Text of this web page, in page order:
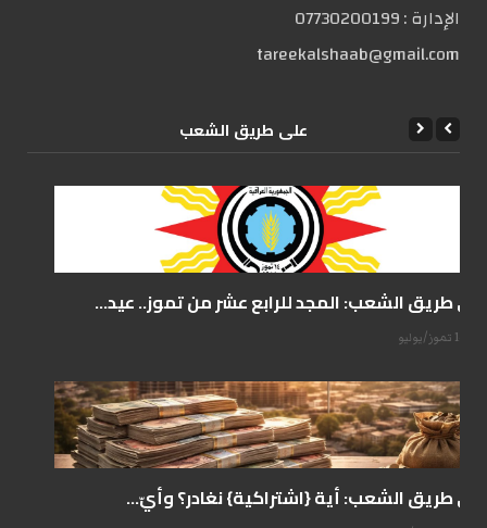
الإدارة :07730200199
tareekalshaab@gmail.com
علی طریق الشعب
على طريق الشعب: المجد للرابع عشر من تموز.. عيد...
14 تموز/يوليو
على طريق الشعب: أية {اشتراكية} نغادر؟ وأيّ...